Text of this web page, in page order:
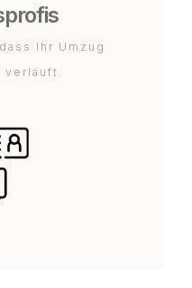
Ihr Umzug